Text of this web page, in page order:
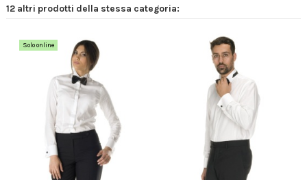
12 altri prodotti della stessa categoria:
Solo online